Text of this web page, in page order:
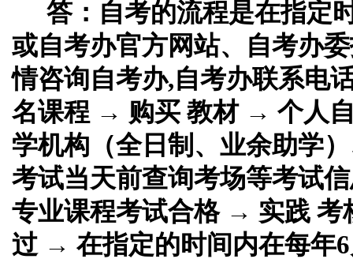
答： 自考的流程是在指定
或自考办官方网站、自考办
情咨询自考办,自考办联系电
名课程 → 购买 教材 → 个人
学机构（全日制、业余助学
考试当天前查询考场等考试
专业课程考试合格 → 实践
过 → 在指定的时间内在每年